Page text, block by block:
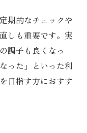
期的なチェックや
しも重要です。実
調子も良くなっ
った」といった利
目指す方におすす